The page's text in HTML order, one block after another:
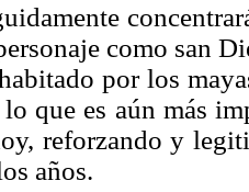
como san
por los
que es aún más
reforzando y
años.